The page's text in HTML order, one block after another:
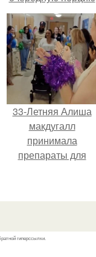
красной пыли. 6.
33-Летняя Алиша
макдугалл
принимала
препараты для
метаболического
гиперссылки.